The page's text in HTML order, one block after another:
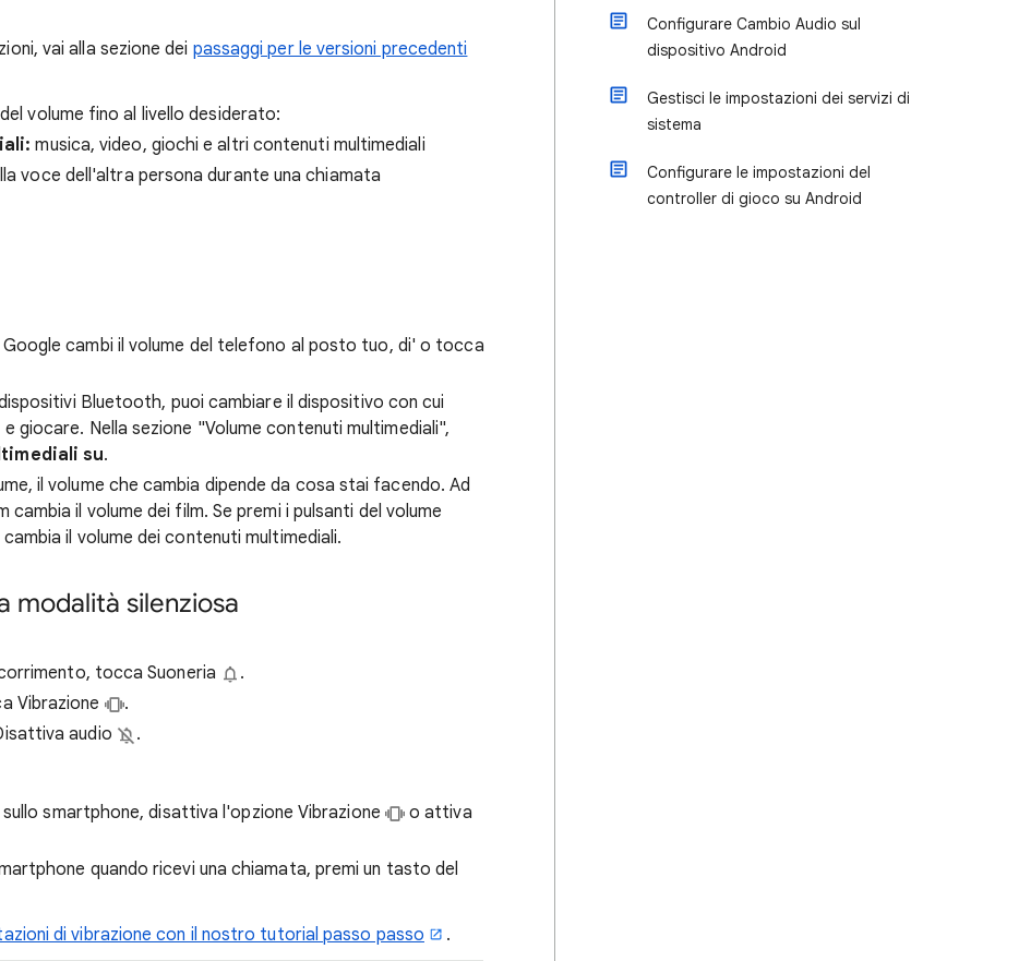
vai alla sezione dei passaggi per le versioni precedenti
volume fino al livello desiderato:
musica, video, giochi e altri contenuti multimediali
voce dell'altra persona durante una chiamata
cambi il volume del telefono al posto tuo, di' o tocca
Bluetooth, puoi cambiare il dispositivo con cui
giocare. Nella sezione "Volume contenuti multimediali",
su.
il volume che cambia dipende da cosa stai facendo. Ad
cambia il volume dei film. Se premi i pulsanti del volume
il volume dei contenuti multimediali.
modalità silenziosa
toccaSuoneria
.
Vibrazione
.
audio
.
smartphone, disattiva l'opzione Vibrazione
o attiva
quando ricevi una chiamata, premi un tasto del
di vibrazione con il nostro tutorial passo passo .
Configurare Cambio Audio sul
dispositivo Android
Gestisci le impostazioni dei servizi di
sistema
Configurare le impostazioni del
controller di gioco su Android